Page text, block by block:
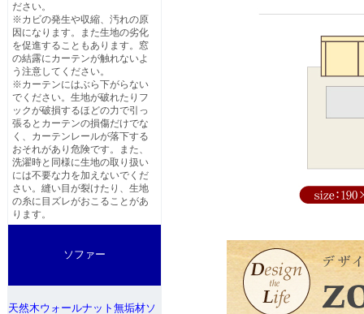
ださい。
※カビの発生や収縮、汚れの原
因になります。また生地の劣化
を促進することもあります。窓
の結露にカーテンが触れないよ
う注意してください。
※カーテンにはぶら下がらない
でください。生地が破れたりフ
ックが破損するほどの力で引っ
張るとカーテンの損傷だけでな
く、カーテンレールが落下する
おそれがあり危険です。また、
洗濯時と同様に生地の取り扱い
には不要な力を加えないでくだ
さい。縫い目が裂けたり、生地
の糸に目ズレがおこることがあ
ります。
ソファー
天然木ウォールナット無垢材ソ